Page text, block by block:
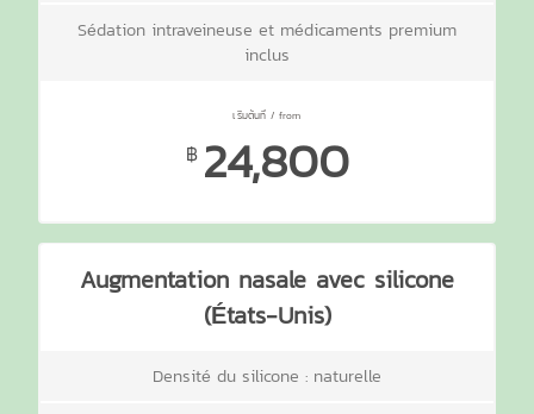
Sédation intraveineuse et médicaments premium
inclus
฿ 24,800
Augmentation nasale avec silicone
(États-Unis)
Densité du silicone : naturelle